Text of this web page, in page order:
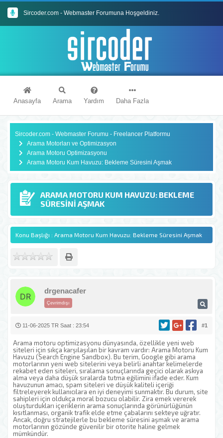
Sircoder.com - Webmaster Forumuna Hoşgeldiniz.
Anasayfa Arama Yardım Daha Fazla
Sircoder.com - Webmaster Forumu - Freelancer Platformu
Arama Motorları ve Optimizasyon
Arama Motoru Optimizasyonu
Arama Motoru Kum Havuzu: Bekleme Süresini Aşmak
ARAMA MOTORU KUM HAVUZU: BEKLEME
SÜRESINI AŞMAK
Konu Başlığı : Arama Motoru Kum Havuzu: Bekleme Süresini Aşmak
Çevrimdışı
drgenacafer
#1
11-06-2025 TR Saat : 23:54
Arama motoru optimizasyonu dünyasında, özellikle yeni web
siteleri için sıkça karşılaşılan bir kavram vardır: Arama Motoru Kum
Havuzu (Search Engine Sandbox). Bu terim, Google gibi arama
motorlarının yeni web sitelerini veya belirli anahtar kelimelerde
rekabet eden siteleri, sıralama sonuçlarında geçici olarak askıya
alma veya daha düşük sıralarda tutma eğilimini ifade eder. Kum
havuzunun amacı, spam siteleri ve düşük kaliteli içeriği
filtreleyerek kullanıcılara en iyi deneyimi sunmaktır. Bu durum, site
sahipleri için oldukça moral bozucu olabilir. Zira emek vererek
oluşturdukları içeriklerin arama sonuçlarında görünürlüğünün
kısıtlanması, organik trafik elde etme çabalarını sekteye uğratır.
Ancak, doğru stratejilerle bu bekleme süresini aşmak ve arama
motorlarının gözünde güvenilir bir otorite haline gelmek
mümkündür.